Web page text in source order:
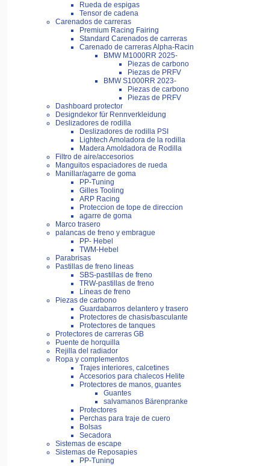
Rueda de espigas
Tensor de cadena
Carenados de carreras
Premium Racing Fairing
Standard Carenados de carreras
Carenado de carreras Alpha-Racin
BMW M1000RR 2025-
Piezas de carbono
Piezas de PRFV
BMW S1000RR 2023-
Piezas de carbono
Piezas de PRFV
Dashboard protector
Designdekor für Rennverkleidung
Deslizadores de rodilla
Deslizadores de rodilla PSI
Lightech Amoladora de la rodilla
Madera Amoldadora de Rodilla
Filtro de aire/accesorios
Manguitos espaciadores de rueda
Manillar/agarre de goma
PP-Tuning
Gilles Tooling
ARP Racing
Proteccion de tope de direccion
agarre de goma
Marco trasero
palancas de freno y embrague
PP- Hebel
TWM-Hebel
Parabrisas
Pastillas de freno lineas
SBS-pastillas de freno
TRW-pastillas de freno
Líneas de freno
Piezas de carbono
Guardabarros delantero y trasero
Protectores de chasis/basculante
Protectores de tanques
Protectores de carreras GB
Puente de horquilla
Rejilla del radiador
Ropa y complementos
Trajes interiores, calcetines
Accesorios para chalecos Helite
Protectores de manos, guantes
Guantes
salvamanos Bärenpranke
Protectores
Perchas para traje de cuero
Bolsas
Secadora
Sistemas de escape
Sistemas de Reposapies
PP-Tuning